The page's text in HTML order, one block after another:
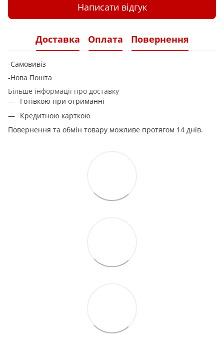
Написати відгук
Доставка Оплата Повернення
-Самовивіз
-Нова Пошта
Більше інформації про доставку
Готівкою при отриманні
Кредитною карткою
Повернення та обмін товару можливе протягом 14 днів.